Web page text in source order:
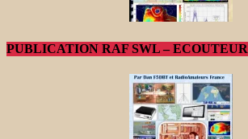
PUBLICATION RAF SWL – ECOUTEUR